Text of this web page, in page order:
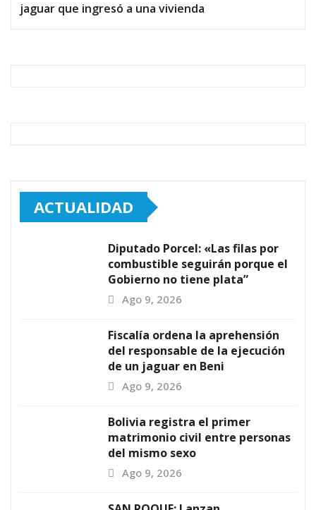
jaguar que ingresó a una vivienda
ACTUALIDAD
Diputado Porcel: «Las filas por
combustible seguirán porque el
Gobierno no tiene plata”
Ago 9, 2026
Fiscalía ordena la aprehensión
del responsable de la ejecución
de un jaguar en Beni
Ago 9, 2026
Bolivia registra el primer
matrimonio civil entre personas
del mismo sexo
Ago 9, 2026